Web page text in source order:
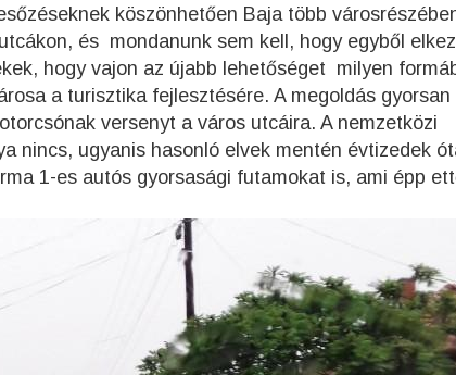
köszönhetően Baja több
és mondanunk sem kell, hogy egyből
hogy vajon az újabb lehetőséget milyen
a turisztika fejlesztésére. A megoldás gyorsan
versenyt a város utcáira. A nemzetközi
nincs, ugyanis hasonló elvek mentén évtizedek
1-es autós gyorsasági futamokat is, ami épp